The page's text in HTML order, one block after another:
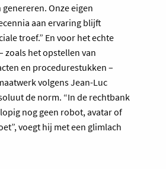
Onze eigen
aan ervaring blijft
troef.” En voor het echte
zoals het opstellen van
en procedurestukken –
volgens Jean-Luc
de norm. “In de rechtbank
nog geen robot, avatar of
voegt hij met een glimlach